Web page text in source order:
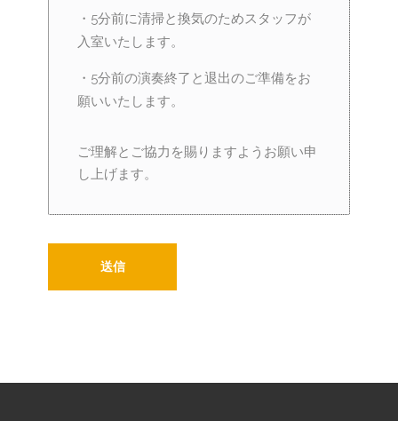
・5分前に清掃と換気のためスタッフが
入室いたします。
・5分前の演奏終了と退出のご準備をお
願いいたします。
ご理解とご協力を賜りますようお願い申
し上げます。